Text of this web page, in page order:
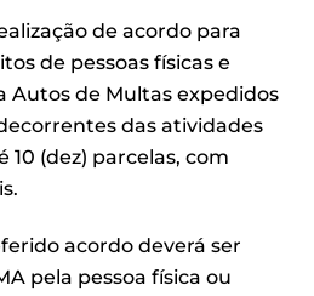
de acordo para
de pessoas físicas e
Autos de Multas expedidos
das atividades
10 (dez) parcelas, com
acordo deverá ser
pela pessoa física ou